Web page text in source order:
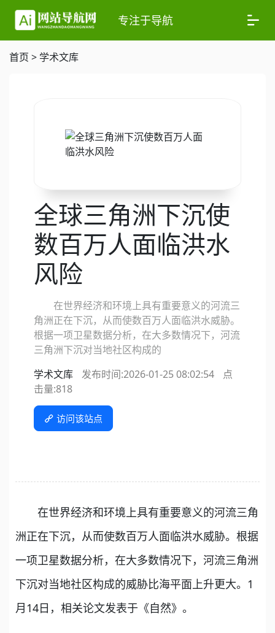
专注于导航
首页 > 学术文库
全球三角洲下沉使
数百万人面临洪水
风险
在世界经济和环境上具有重要意义的河流三
角洲正在下沉，从而使数百万人面临洪水威胁。
根据一项卫星数据分析，在大多数情况下，河流
三角洲下沉对当地社区构成的
学术文库
发布时间:2026-01-25 08:02:54
点
击量:818
访问该站点
在世界经济和环境上具有重要意义的河流三角
洲正在下沉，从而使数百万人面临洪水威胁。根据
一项卫星数据分析，在大多数情况下，河流三角洲
下沉对当地社区构成的威胁比海平面上升更大。1
月14日，相关论文发表于《自然》。